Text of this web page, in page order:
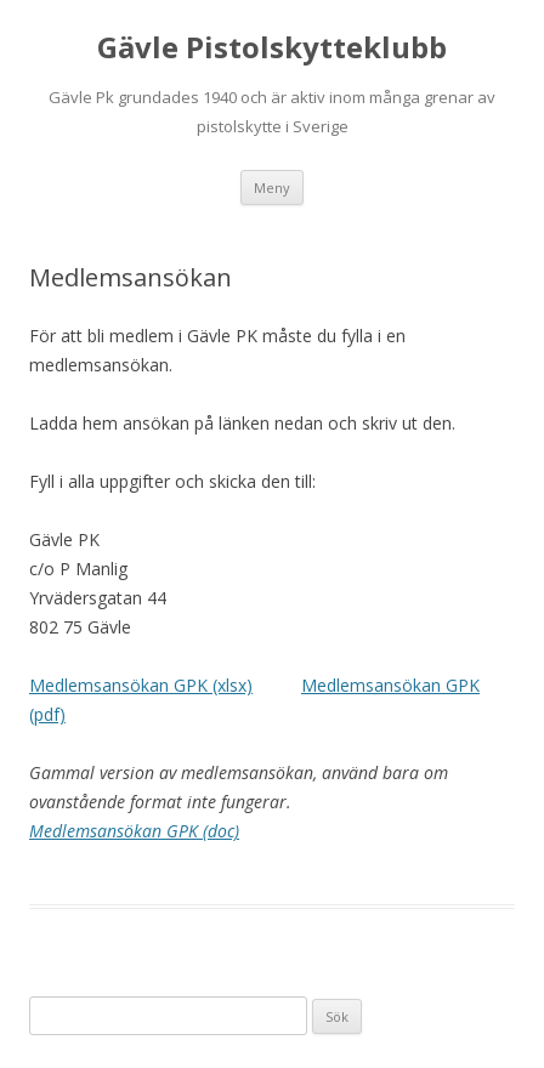
Gävle Pistolskytteklubb
Gävle Pk grundades 1940 och är aktiv inom många grenar av
pistolskytte i Sverige
Meny
Medlemsansökan
För att bli medlem i Gävle PK måste du fylla i en
medlemsansökan.
Ladda hem ansökan på länken nedan och skriv ut den.
Fyll i alla uppgifter och skicka den till:
Gävle PK
c/o P Manlig
Yrvädersgatan 44
802 75 Gävle
Medlemsansökan GPK (xlsx)
Medlemsansökan GPK
(pdf)
Gammal version av medlemsansökan, använd bara om
ovanstående format inte fungerar.
Medlemsansökan GPK (doc)
efter: